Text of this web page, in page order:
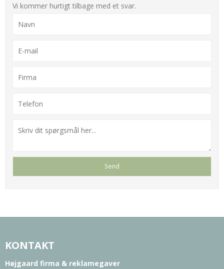
Vi kommer hurtigt tilbage med et svar.
KONTAKT
Højgaard firma & reklamegaver